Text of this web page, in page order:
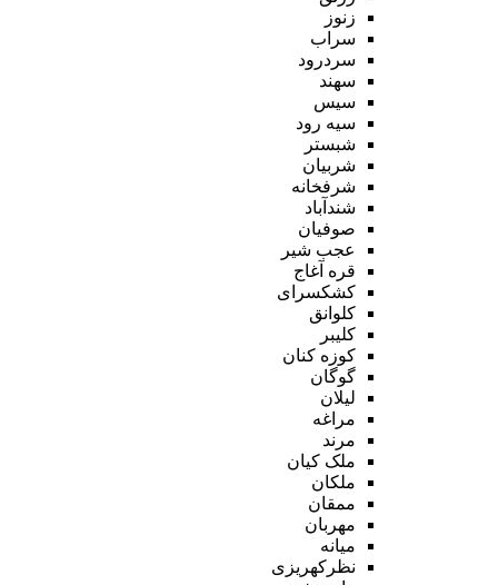
زنوز
سراب
سردرود
سهند
سیس
سیه رود
شبستر
شربیان
شرفخانه
شندآباد
صوفیان
عجب شیر
قره آغاج
کشکسرای
کلوانق
کلیبر
کوزه کنان
گوگان
لیلان
مراغه
مرند
ملک کیان
ملکان
ممقان
مهربان
میانه
نظرکهریزی